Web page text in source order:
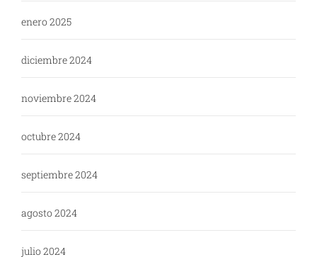
enero 2025
diciembre 2024
noviembre 2024
octubre 2024
septiembre 2024
agosto 2024
julio 2024